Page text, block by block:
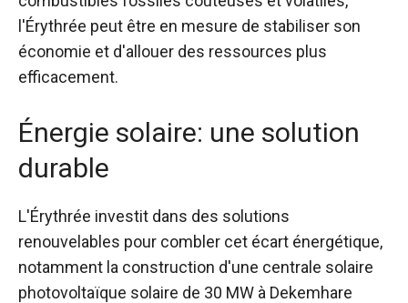
l'Érythrée peut être en mesure de stabiliser son
économie et d'allouer des ressources plus
efficacement.
Énergie solaire: une solution
durable
L'Érythrée investit dans des solutions
renouvelables pour combler cet écart énergétique,
notamment la construction d'une centrale solaire
photovoltaïque solaire de 30 MW à Dekemhare